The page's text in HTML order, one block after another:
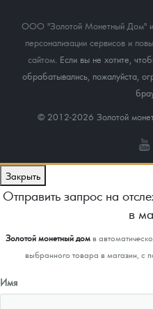
ООО "Золотой Монетный Дом"
персонализации сервисов и
сайтом. Если вы не хотите,
обрабатывались, пожалуйста,
© 2012-2026 Золотой
Закрыть
Отправить запрос на
в
Золотой монетный домв
выбранного товара в магазин, с
Имя